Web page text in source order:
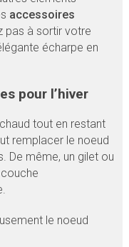
accessoires
pas à sortir votre
écharpe en
pour l’hiver
tout en restant
remplacer le noeud
De même, un gilet ou
le noeud